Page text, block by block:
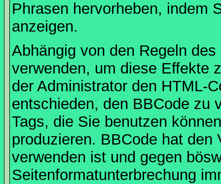
Phrasen hervorheben, indem
anzeigen.
Abhängig von den Regeln
verwenden, um diese Effekte
der Administrator den HTML-
entschieden, den BBCode zu
Tags, die Sie benutzen
produzieren. BBCode hat
verwenden ist und gegen
Seitenformatunterbrechung